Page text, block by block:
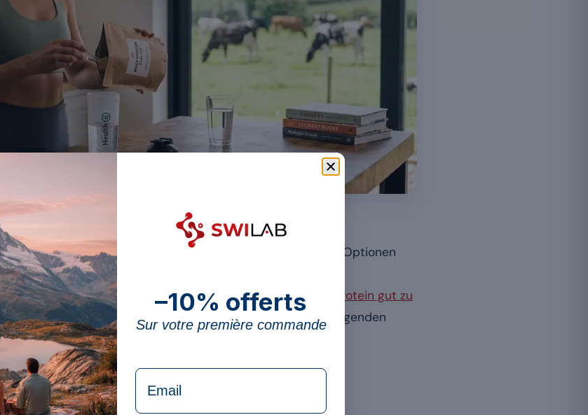
ein leichtes ernährungsphysiologisches Plus und eine nachhaltigere Haltung.
wird oft als hochwertige Proteinquelle gewählt. Unter den Optionen
Kühe wegen ihres etwas reicheren Omega-3-Profils
dieses Kriterium aus unserem Ratgeber, um sein Whey Protein gut zu
die Situationen, in denen es sinnvoll ist, und die abzuwägenden
aus Weidemilch
–10% offerts
Sur votre première commande
formulaire Email